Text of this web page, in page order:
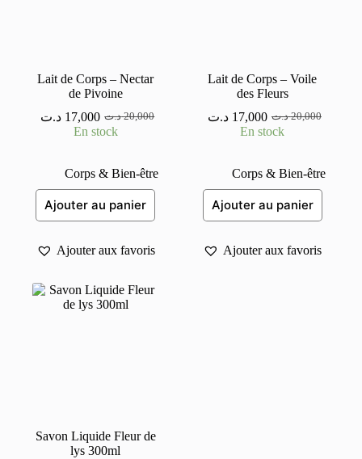
Lait de Corps – Nectar
de Pivoine
20,000 د.تLe
prix
était :
20,000 د.ت.
17,000 د.ت
Le
prix
est :
17,000 د.ت.
En stock
Corps & Bien-être
Ajouter au panier
Ajouter aux favoris
Lait de Corps – Voile
des Fleurs
20,000 د.تLe
prix
était :
20,000 د.ت.
17,000 د.ت
Le
prix
est :
17,000 د.ت.
En stock
Corps & Bien-être
Ajouter au panier
Ajouter aux favoris
Savon Liquide Fleur de
lys 300ml